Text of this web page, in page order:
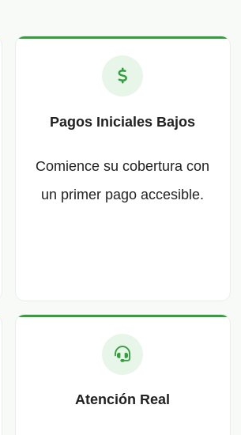
Pagos Iniciales Bajos
Comience su cobertura con
un primer pago accesible.
Atención Real